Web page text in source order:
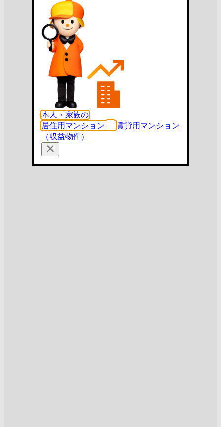
本人・家族の
居住用マンション
賃貸用マンション
（収益物件）